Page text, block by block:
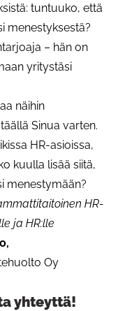
tuntuuko, että
menestyksestä?
– hän on
yritystäsi
näihin
Sinua varten.
HR-asioissa,
kuulla lisää siitä,
menestymään?
HR-
ja HR:lle
Oy
yhteyttä!